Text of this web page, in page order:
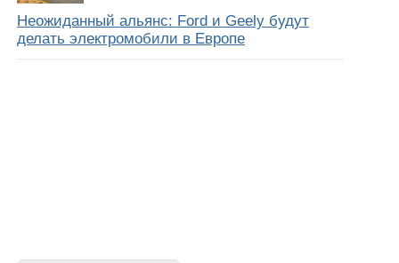
Неожиданный альянс: Ford и Geely будут
делать электромобили в Европе